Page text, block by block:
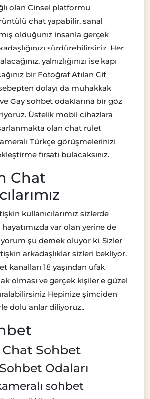
olan Cinsel platformu
chat yapabilir, sanal
olduğunız insanla gerçek
sürdürebilirsiniz. Her
yalnızlığınızı ise kapı
bir Fotoğraf Atılan Gif
dolayı da muhakkak
Gay sohbet odaklarına bir göz
Üstelik mobil cihazlara
olan chat rulet
Türkçe görüşmelerinizi
fırsatı bulacaksınız.
Chat
kullanıcılarımız sizlerde
var olan yerine de
şu demek oluyor ki. Sizler
arkadaşlıklar sizleri bekliyor.
kanalları 18 yaşından ufak
olması ve gerçek kişilerle güzel
Hepinize şimdiden
dolu anlar diliyoruz..
Sohbet
Odaları
sohbet